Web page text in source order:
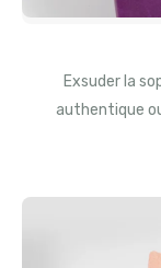
Exsuder la
authentique